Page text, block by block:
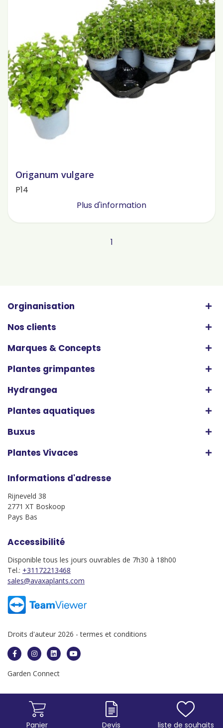
Origanum vulgare
P14
Plus d'information
1
Orginanisation
Nos clients
Marques & Concepts
Plantes grimpantes
Hydrangea
Plantes aquatiques
Buxus
Plantes Vivaces
Informations d'adresse
Rijneveld 38
2771 XT Boskoop
Pays Bas
Accessibilité
Disponible tous les jours ouvrables de 7h30 à 18h00
Tel.: +31172213468
sales@avaxaplants.com
Droits d'auteur 2026 -termes et conditions
Garden Connect
Panier Devis liste de souhaits